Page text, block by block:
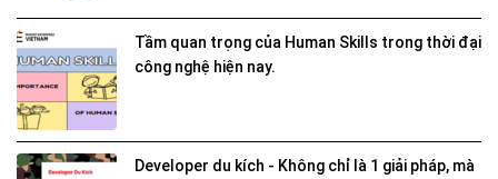
Tầm quan trọng của Human Skills trong thời đại
công nghệ hiện nay.
Developer du kích - Không chỉ là 1 giải pháp, mà